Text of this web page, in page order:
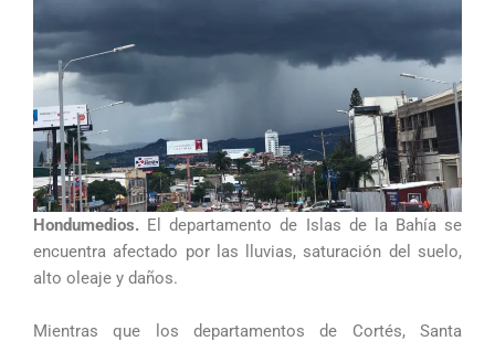
Hondumedios. El departamento de Islas de la Bahía se
encuentra afectado por las lluvias, saturación del suelo,
alto oleaje y daños.
Mientras que los departamentos de Cortés, Santa